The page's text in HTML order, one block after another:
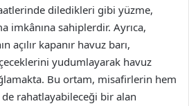
diledikleri gibi yüzme,
imkânına sahiplerdir. Ayrıca,
açılır kapanır havuz barı,
yudumlayarak havuz
Bu ortam, misafirlerin hem
rahatlayabileceği bir alan